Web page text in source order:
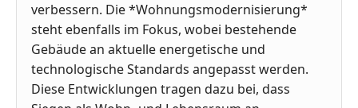
verbessern. Die *Wohnungsmodernisierung*
steht ebenfalls im Fokus, wobei bestehende
Gebäude an aktuelle energetische und
technologische Standards angepasst werden.
Diese Entwicklungen tragen dazu bei, dass